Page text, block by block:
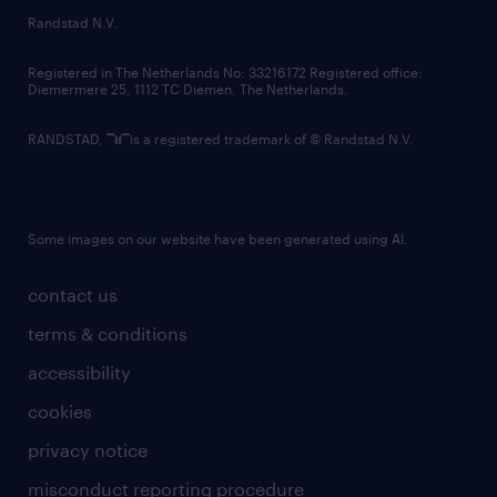
country websites
contact us
terms & conditions
accessibility
cookies
privacy notice
misconduct reporting procedure
Randstad N.V.
Registered in The Netherlands No: 33216172 Registered office:
Diemermere 25, 1112 TC Diemen, The Netherlands.
RANDSTAD, is a registered trademark of © Randstad N.V.
Some images on our website have been generated using AI.